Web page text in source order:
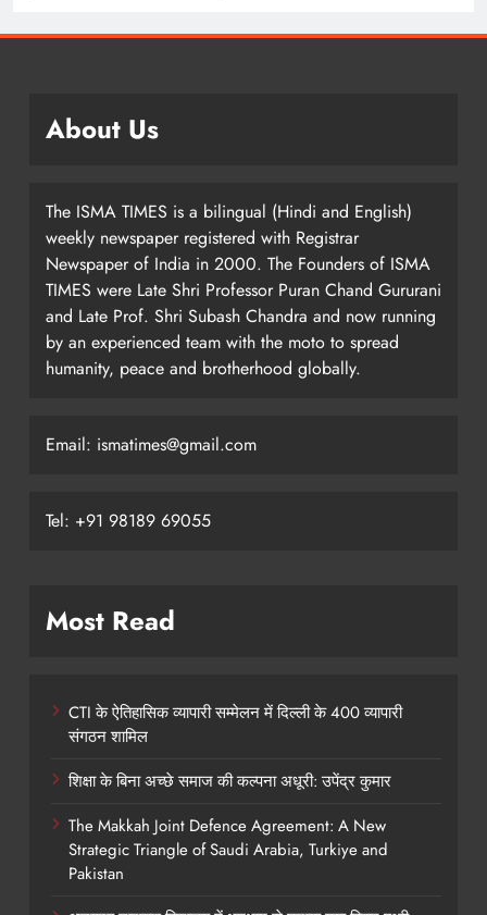
About Us
The ISMA TIMES is a bilingual (Hindi and English)
weekly newspaper registered with Registrar
Newspaper of India in 2000. The Founders of ISMA
TIMES were Late Shri Professor Puran Chand Gururani
and Late Prof. Shri Subash Chandra and now running
by an experienced team with the moto to spread
humanity, peace and brotherhood globally.
Email: ismatimes@gmail.com
Tel: +91 98189 69055
Most Read
CTI के ऐतिहासिक व्यापारी सम्मेलन में दिल्ली के 400 व्यापारी
संगठन शामिल
शिक्षा के बिना अच्छे समाज की कल्पना अधूरी: उपेंद्र कुमार
The Makkah Joint Defence Agreement: A New
Strategic Triangle of Saudi Arabia, Turkiye and
Pakistan